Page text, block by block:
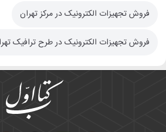
فروش تجهیزات الکترونیک در مرکز تهران
فروش تجهیزات الکترونیک در طرح ترافیک